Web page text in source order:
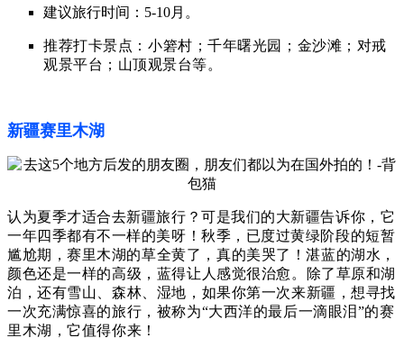
建议旅行时间：5-10月。
推荐打卡景点：小箬村；千年曙光园； 金沙滩 ；对戒
观景平台； 山顶观景台等。
新疆赛里木湖
认为夏季才适合去新疆旅行？可是我们的大新疆告诉你， 它
一年四季都有不一样的美呀！秋季，已度过黄绿阶段的短暂
尴尬期，赛里木湖的草全黄了，真的美哭了！湛蓝的湖 水，
颜色还是一样的高级，蓝得让人感觉很治愈。除了草原和湖
泊，还有雪山、森林、湿地，如果你第一次来新疆，想寻找
一次充满惊喜的旅行，被称为“大西洋的最后一滴眼泪”的赛
里木湖，它值得你来！